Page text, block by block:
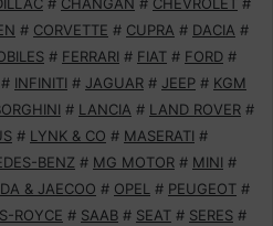
# CHANGAN # CHEVROLET #
# CORVETTE # CUPRA # DACIA #
# FERRARI # FIAT # FORD #
# INFINITI # JAGUAR # JEEP # KGM
# LANCIA # LAND ROVER #
# LYNK & CO # MASERATI #
BENZ # MG MOTOR # MINI #
& JAECOO # OPEL # PEUGEOT #
ROYCE # SAAB # SEAT # SERES #